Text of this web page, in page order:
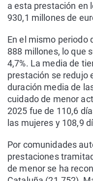
a esta prestación en
930,1 millones de
En el mismo periodo
888 millones, lo que
4,7%. La media de
prestación se redujo
duración media de
cuidado de menor
2025 fue de 110,6
las mujeres y 108,9
Por comunidades
prestaciones
de menor se ha